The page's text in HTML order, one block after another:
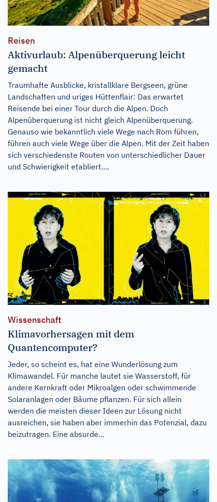
Reisen
Aktivurlaub: Alpenüberquerung leicht
gemacht
Traumhafte Ausblicke, kristallklare Bergseen, grüne
Landschaften und uriges Hüttenflair: Das erwartet
Reisende bei einer Tour durch die Alpen. Doch
Alpenüberquerung ist nicht gleich Alpenüberquerung.
Genauso wie bekanntlich viele Wege nach Rom führen,
führen auch viele Wege über die Alpen. Mit der Zeit haben
sich verschiedenste Routen von unterschiedlicher Dauer
und Schwierigkeit etabliert....
Wissenschaft
Klimavorhersagen mit dem
Quantencomputer?
Jeder, so scheint es, hat eine Wunderlösung zum
Klimawandel. Für manche lautet sie Wasserstoff, für
andere Kernkraft oder Mikroalgen oder schwimmende
Solaranlagen oder Bäume pflanzen. Für sich allein
werden die meisten dieser Ideen zur Lösung nicht
ausreichen, sie haben aber immerhin das Potenzial, dazu
beizutragen. Eine absurde...